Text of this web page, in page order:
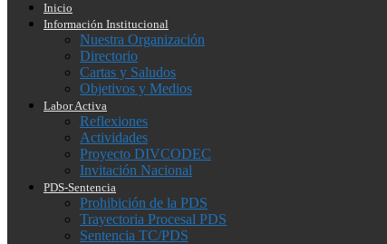
Inicio
Información Institucional
Nuestra Organización
Directorio
Cartas y Saludos
Objetivos y Medios
Labor Activa
Reflexiones
Actividades
Proyecto DIVCODEC
Invitación Nacional
PDS-Sentencia
Prohibición de la PDS
Trayectoria Procesal PDS
Sentencia TC/PDS